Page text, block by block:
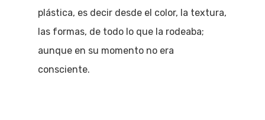
plástica, es decir desde el color, la textura,
las formas, de todo lo que la rodeaba;
aunque en su momento no era
consciente.